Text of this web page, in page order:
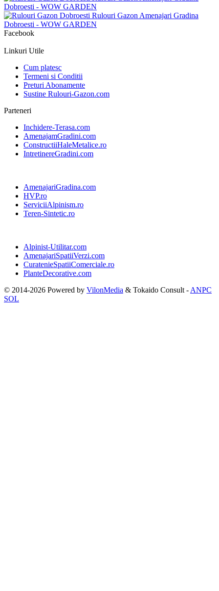
Facebook
Linkuri Utile
Cum platesc
Termeni si Conditii
Preturi Abonamente
Sustine Rulouri-Gazon.com
Parteneri
Inchidere-Terasa.com
AmenajamGradini.com
ConstructiiHaleMetalice.ro
IntretinereGradini.com
AmenajariGradina.com
HVP.ro
ServiciiAlpinism.ro
Teren-Sintetic.ro
Alpinist-Utilitar.com
AmenajariSpatiiVerzi.com
CuratenieSpatiiComerciale.ro
PlanteDecorative.com
© 2014-2026 Powered by VilonMedia & Tokaido Consult - ANPC
SOL